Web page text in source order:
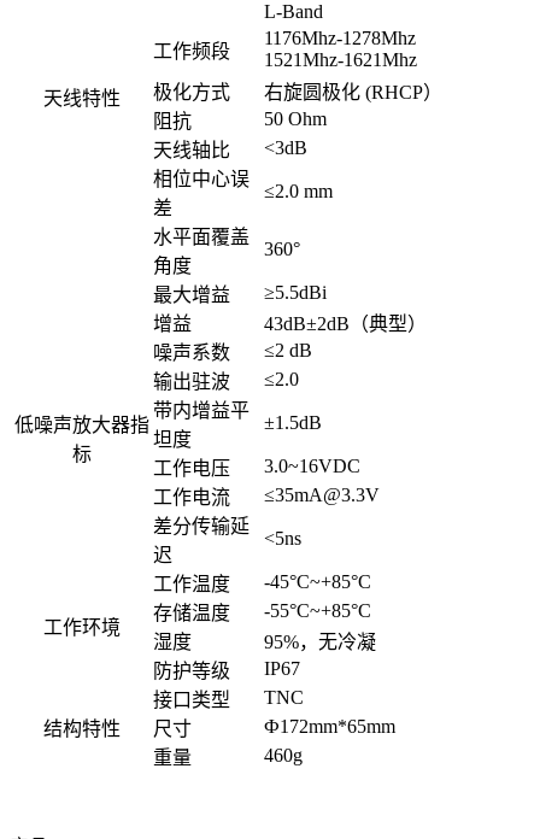
天线特性
L-Band
工作频段
1176Mhz-1278Mhz
1521Mhz-1621Mhz
极化方式
右旋圆极化 (RHCP）
阻抗
50 Ohm
天线轴比
<3dB
相位中心误
差
≤2.0 mm
水平面覆盖
角度
360°
最大增益 ≥5.5dBi
低噪声放大器指
标
增益
43dB±2dB（典型）
噪声系数
≤2 dB
输出驻波
≤2.0
带内增益平
坦度
±1.5dB
工作电压
3.0~16VDC
工作电流
≤35mA@3.3V
差分传输延
迟
<5ns
工作环境
工作温度
-45°C~+85°C
存储温度
-55°C~+85°C
湿度
95%，无冷凝
防护等级
IP67
结构特性
接口类型
TNC
尺寸
Ф172mm*65mm
重量
460g